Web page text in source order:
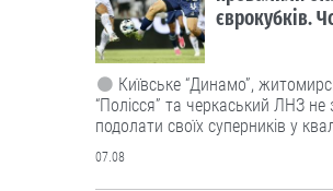
єврокубків.
Київське “Динамо”,
“Полісся” та черкаський ЛНЗ не
подолати своїх суперників у
07.08